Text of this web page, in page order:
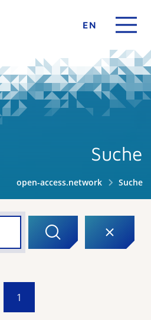
EN
Suche
open-access.network Suche
1